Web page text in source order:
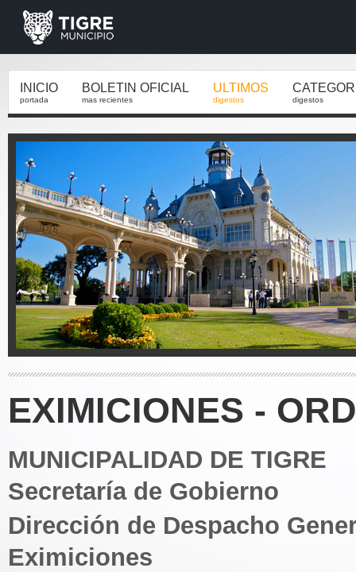
INICIO
portada
BOLETIN OFICIAL
mas recientes
ULTIMOS
digestos digestos
EXIMICIONES -
MUNICIPALIDAD DE TIGRE
Secretaría de Gobierno
Dirección de Despacho
Eximiciones